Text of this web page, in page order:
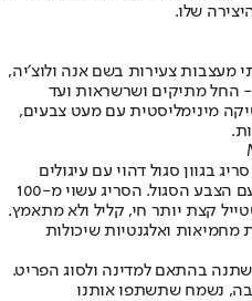
שלו.
מעצבות צעירות בשם אנה ולוצ׳יה,
- החל מתיקים ושרשראות ועד
מינימליסטית עם מעט צבעים,
בגוון סגול דהוי עם עיגולים
לבנים, שמזכיר הדפס צבאי מעט אך עם הצבע הסגול. הסריג עשוי מ-100
קצת יותר חי, קליל ולא מתאמץ.
מחמיאות ואלגנטיות שיכולות
בהתאם למדינה ולסוג הפריט.
נשמח שתשתפו אותנו